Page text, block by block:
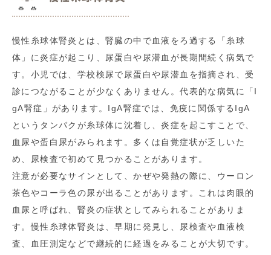
慢性糸球体腎炎とは、腎臓の中で血液をろ過する「糸球
体」に炎症が起こり、尿蛋白や尿潜血が長期間続く病気で
す。小児では、学校検尿で尿蛋白や尿潜血を指摘され、受
診につながることが少なくありません。代表的な病気に「I
gA腎症」があります。IgA腎症では、免疫に関係するIgA
というタンパクが糸球体に沈着し、炎症を起こすことで、
血尿や蛋白尿がみられます。多くは自覚症状が乏しいた
め、尿検査で初めて見つかることがあります。
注意が必要なサインとして、かぜや発熱の際に、ウーロン
茶色やコーラ色の尿が出ることがあります。これは肉眼的
血尿と呼ばれ、腎炎の症状としてみられることがありま
す。慢性糸球体腎炎は、早期に発見し、尿検査や血液検
査、血圧測定などで継続的に経過をみることが大切です。